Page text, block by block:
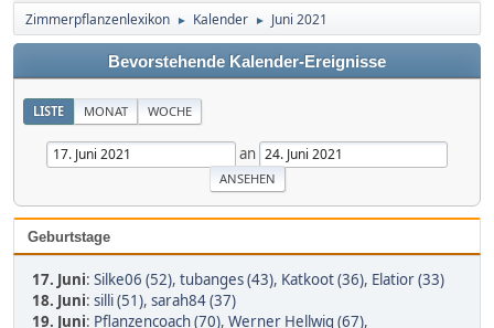
Zimmerpflanzenlexikon ► Kalender ► Juni 2021
Bevorstehende Kalender-Ereignisse
LISTE MONAT WOCHE
an
Geburtstage
17. Juni: Silke06 (52), tubanges (43), Katkoot (36), Elatior (33)
18. Juni: silli (51), sarah84 (37)
19. Juni: Pflanzencoach (70), Werner Hellwig (67),